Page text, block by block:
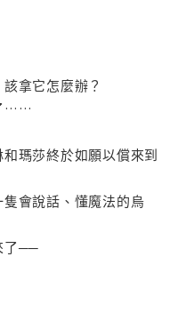
拿它怎麼辦？
……
瑪莎終於如願以償來到
會說話、懂魔法的烏
了──